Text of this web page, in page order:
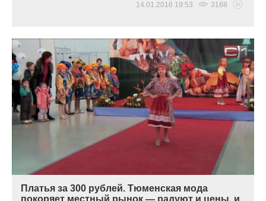
14.01.2016 19:53 3168
Платья за 300 рублей. Тюменская мода
покоряет местный рынок — радуют и цены, и